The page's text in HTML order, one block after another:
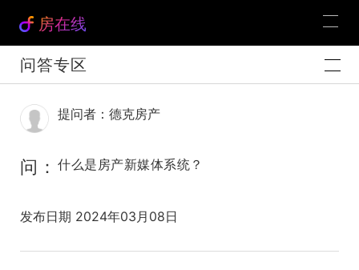
房在线
问答专区
提问者：德克房产
问： 什么是房产新媒体系统？
发布日期 2024年03月08日